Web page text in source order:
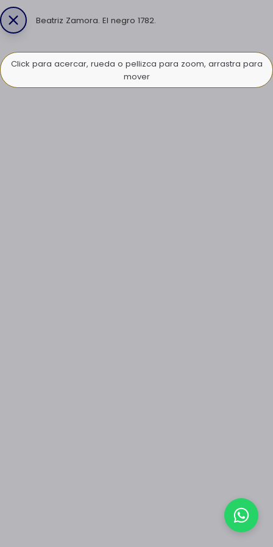
Beatriz Zamora. El negro 1782.
Click para acercar, rueda o pellizca para zoom, arrastra para
mover